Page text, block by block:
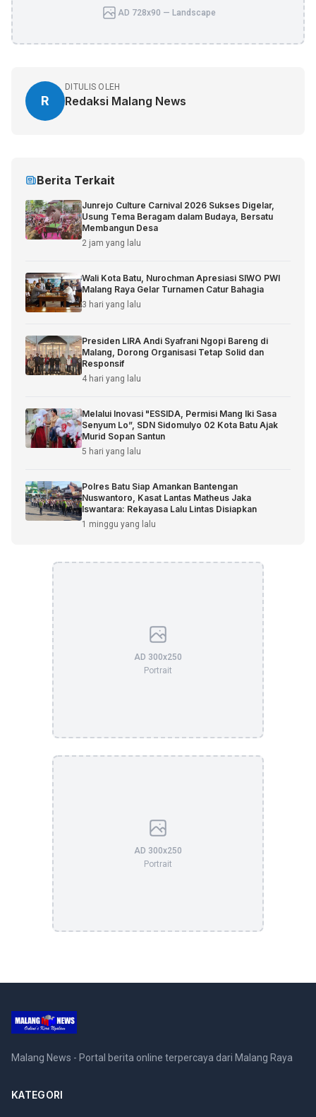
AD 728x90 — Landscape
R
DITULIS OLEH
Redaksi Malang News
Berita Terkait
Junrejo Culture Carnival 2026 Sukses Digelar,
Usung Tema Beragam dalam Budaya, Bersatu
Membangun Desa
2 jam yang lalu
Wali Kota Batu, Nurochman Apresiasi SIWO PWI
Malang Raya Gelar Turnamen Catur Bahagia
3 hari yang lalu
Presiden LIRA Andi Syafrani Ngopi Bareng di
Malang, Dorong Organisasi Tetap Solid dan
Responsif
4 hari yang lalu
Melalui Inovasi "ESSIDA, Permisi Mang Iki Sasa
Senyum Lo”, SDN Sidomulyo 02 Kota Batu Ajak
Murid Sopan Santun
5 hari yang lalu
Polres Batu Siap Amankan Bantengan
Nuswantoro, Kasat Lantas Matheus Jaka
Iswantara: Rekayasa Lalu Lintas Disiapkan
1 minggu yang lalu
AD 300x250
Portrait
AD 300x250
Portrait
Malang News - Portal berita online terpercaya dari Malang Raya
KATEGORI